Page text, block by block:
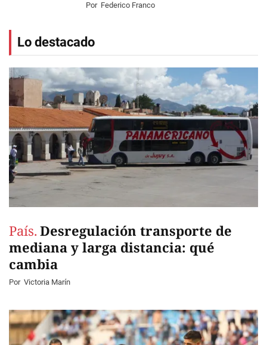
Por Federico Franco
Lo destacado
País. Desregulación transporte de
mediana y larga distancia: qué
cambia
Por Victoria Marín